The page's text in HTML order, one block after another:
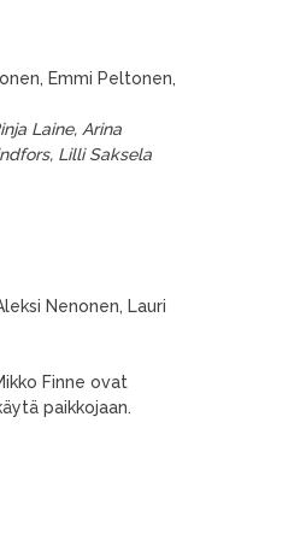
Emmi Peltonen,
Laine, Arina
Lilli Saksela
Nenonen, Lauri
Finne ovat
paikkojaan.